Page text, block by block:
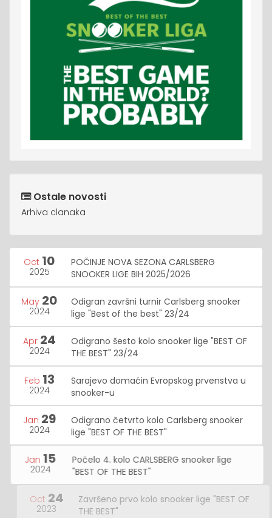
Ostale novosti
Arhiva clanaka
Oct 10
2025
POČINJE NOVA SEZONA CARLSBERG
SNOOKER LIGE BIH 2025/2026
May 20
2024
Odigran završni turnir Carlsberg snooker
lige "Best of the best" 23/24
Apr 24
2024
Odigrano šesto kolo snooker lige "BEST OF
THE BEST" 23/24
Feb 13
2024
Sarajevo domaćin Evropskog prvenstva u
snooker-u
Jan 29
2024
Odigrano četvrto kolo Carlsberg snooker
lige "BEST OF THE BEST"
Jan 15
2024
Počelo 4. kolo CARLSBERG snooker lige
"BEST OF THE BEST"
Oct 24
2023
Završeno prvo kolo snooker lige "BEST OF
THE BEST"